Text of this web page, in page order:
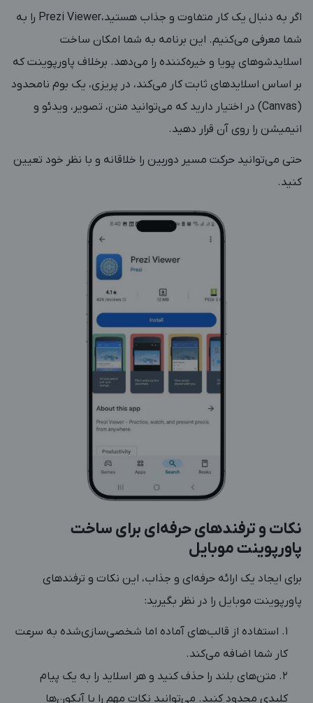
اگر به دنبال یک کار متفاوت و جذاب هستید،Prezi Viewer را به
شما معرفی می‌کنیم. این برنامه به شما امکان ساخت
اسلایدشوهای پویا و خیره‌کننده را می‌دهد. برخلاف پاورپوینت که
بر اساس اسلایدهای ثابت کار می‌کند، در پریزی، یک بوم نامحدود
(Canvas) در اختیار دارید که می‌توانید متن، تصویر، ویدئو و
انیمیشن را روی آن قرار دهید.
حتی می‌توانید حرکت مسیر دوربین را خلاقانه و با نظر خود تعیین
کنید.
نکات و ترفندهای حرفه‌ای برای ساخت
پاورپوینت موبایل
برای ایجاد یک ارائه حرفه‌ای و جذاب، این نکات و ترفندهای
پاورپوینت موبایل را در نظر بگیرید:
استفاده از قالب‌های آماده اما شخصی‌سازی‌شده به سرعت
کار شما اضافه می‌کند.
متن‌های بلند را حذف کنید و هر اسلاید را به یک پیام
کلیدی محدود کنید. می‌توانید نکات مهم را با آیکون‌‌ها